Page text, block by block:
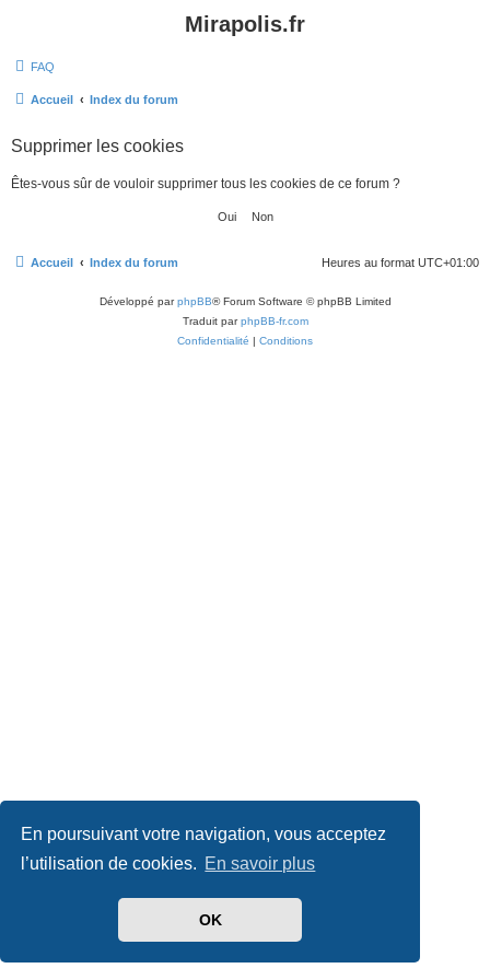
En poursuivant votre navigation, vous acceptez
l’utilisation de cookies. En savoir plus
OK
Mirapolis.fr
FAQ
Accueil Index du forum
Supprimer les cookies
Êtes-vous sûr de vouloir supprimer tous les cookies de ce forum ?
Accueil Index du forum Heures au format UTC+01:00
Développé parphpBB® Forum Software © phpBB Limited
Traduit parphpBB-fr.com
Confidentialité | Conditions